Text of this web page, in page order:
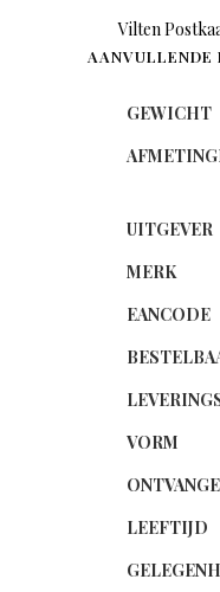
Vilten
AANVULLENDE
GEWICHT
UITGEVER
MERK
EANCODE
VORM
LEEFTIJD